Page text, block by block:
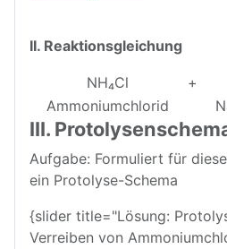
II. Reaktionsgleichung
NH₄Cl +
Ammoniumchlorid
III.
Aufgabe: Formuliert für
ein Protolyse-Schema
{slider title="Lösung:
Verreiben von